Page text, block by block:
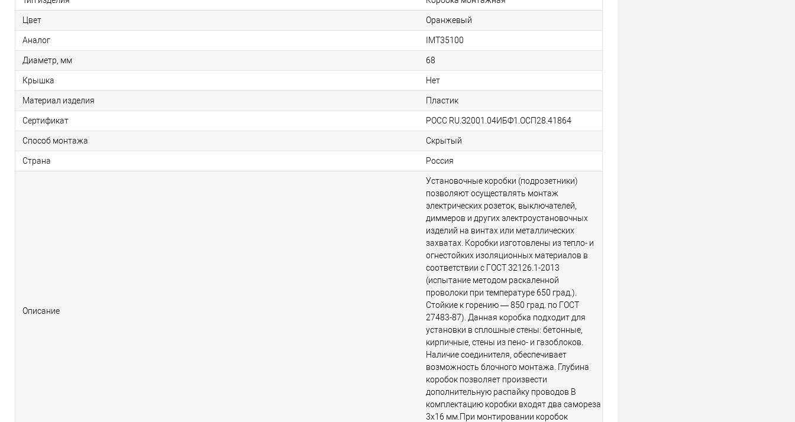
Цвет Оранжевый
Аналог IMT35100
Диаметр, мм 68
Крышка Нет
Материал изделия Пластик
Сертификат РОСС RU.З2001.04ИБФ1.ОСП28.41864
Способ монтажа Скрытый
Страна Россия
Описание
Установочные коробки (подрозетники)
позволяют осуществлять монтаж
электрических розеток, выключателей,
диммеров и других электроустановочных
изделий на винтах или металлических
захватах. Коробки изготовлены из тепло- и
огнестойких изоляционных материалов в
соответствии c ГОСТ 32126.1-2013
(испытание методом раскаленной
проволоки при температуре 650 град.).
Стойкие к горению — 850 град. по ГОСТ
27483-87). Данная коробка подходит для
установки в сплошные стены: бетонные,
кирпичные, стены из пено- и газоблоков.
Наличие соединителя, обеспечивает
возможность блочного монтажа. Глубина
коробок позволяет произвести
дополнительную распайку проводов В
комплектацию коробки входят два самореза
3х16 мм.При монтировании коробок